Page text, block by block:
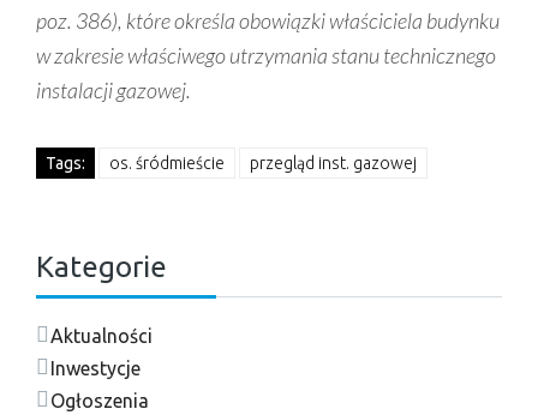
poz. 386), które określa obowiązki właściciela budynku
w zakresie właściwego utrzymania stanu technicznego
instalacji gazowej.
Tags: os. śródmieście przegląd inst. gazowej
Kategorie
Aktualności
Inwestycje
Ogłoszenia